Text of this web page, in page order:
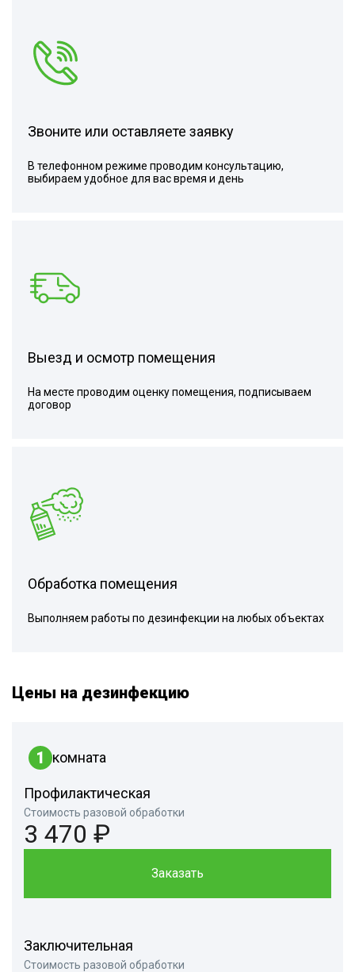
Звоните или оставляете заявку
В телефонном режиме проводим консультацию,
выбираем удобное для вас время и день
Выезд и осмотр помещения
На месте проводим оценку помещения, подписываем
договор
Обработка помещения
Выполняем работы по дезинфекции на любых объектах
Цены на дезинфекцию
1 комната
Профилактическая
Стоимость разовой обработки
3 470 ₽
Заказать
Заключительная
Стоимость разовой обработки